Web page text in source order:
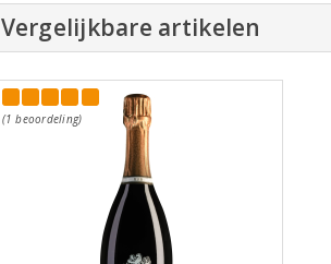
Vergelijkbare artikelen
(1 beoordeling)